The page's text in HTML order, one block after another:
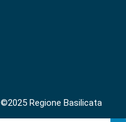
©2025 Regione Basilicata